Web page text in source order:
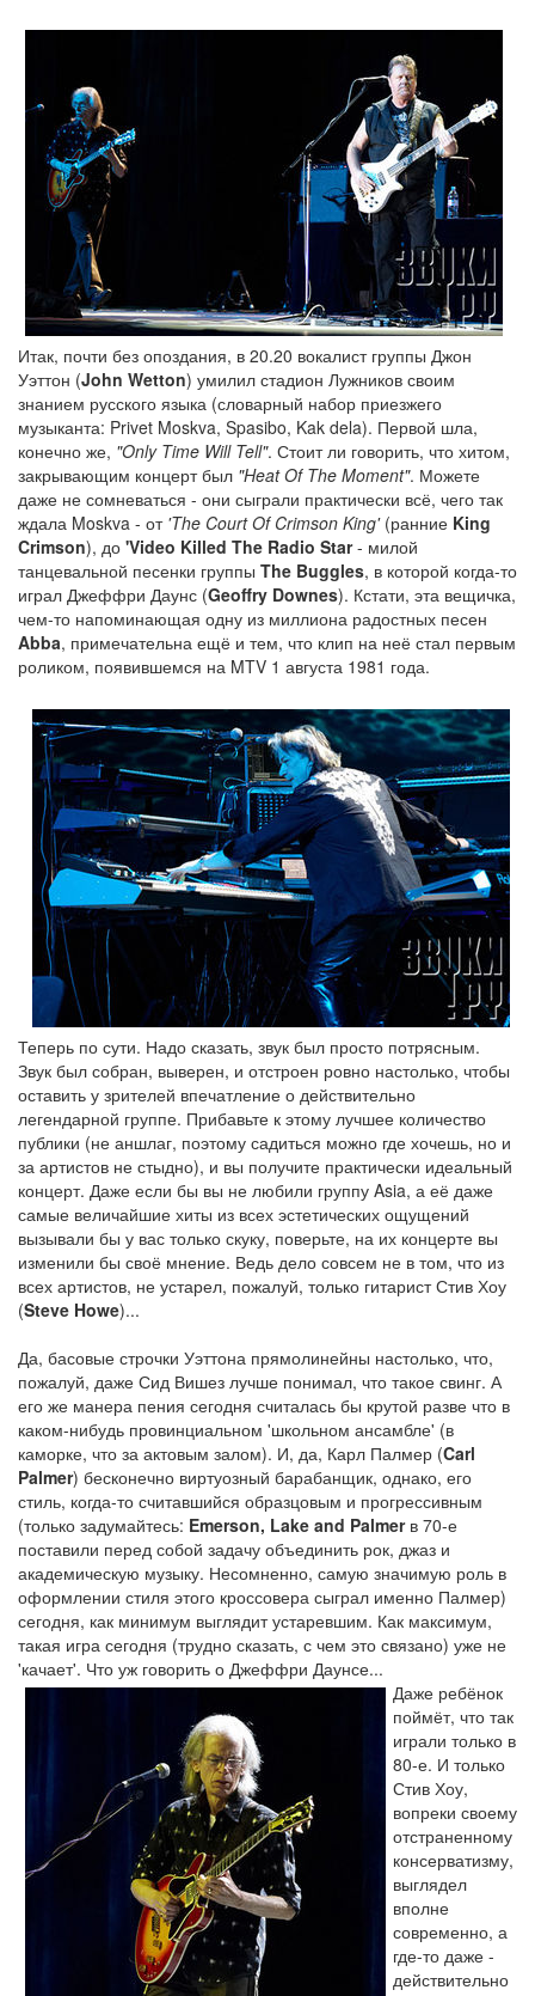
Итак, почти без опоздания, в 20.20 вокалист группы Джон
Уэттон (John Wetton) умилил стадион Лужников своим
знанием русского языка (словарный набор приезжего
музыканта: Privet Moskva, Spasibo, Kak dela). Первой шла,
конечно же, "Only Time Will Tell". Стоит ли говорить, что хитом,
закрывающим концерт был "Heat Of The Moment". Можете
даже не сомневаться - они сыграли практически всё, чего так
ждала Moskva - от 'The Court Of Crimson King'(ранние King
Crimson), до 'Video Killed The Radio Star- милой
танцевальной песенки группы The Buggles, в которой когда-то
играл Джеффри Даунс (Geoffry Downes). Кстати, эта вещичка,
чем-то напоминающая одну из миллиона радостных песен
Abba, примечательна ещё и тем, что клип на неё стал первым
роликом, появившемся на MTV 1 августа 1981 года.
Теперь по сути. Надо сказать, звук был просто потрясным.
Звук был собран, выверен, и отстроен ровно настолько, чтобы
оставить у зрителей впечатление о действительно
легендарной группе. Прибавьте к этому лучшее количество
публики (не аншлаг, поэтому садиться можно где хочешь, но и
за артистов не стыдно), и вы получите практически идеальный
концерт. Даже если бы вы не любили группу Asia, а её даже
самые величайшие хиты из всех эстетических ощущений
вызывали бы у вас только скуку, поверьте, на их концерте вы
изменили бы своё мнение. Ведь дело совсем не в том, что из
всех артистов, не устарел, пожалуй, только гитарист Стив Хоу
(Steve Howe)...
Да, басовые строчки Уэттона прямолинейны настолько, что,
пожалуй, даже Сид Вишез лучше понимал, что такое свинг. А
его же манера пения сегодня считалась бы крутой разве что в
каком-нибудь провинциальном 'школьном ансамбле' (в
каморке, что за актовым залом). И, да, Карл Палмер (Carl
Palmer) бесконечно виртуозный барабанщик, однако, его
стиль, когда-то считавшийся образцовым и прогрессивным
(только задумайтесь: Emerson, Lake and Palmerв 70-е
поставили перед собой задачу объединить рок, джаз и
академическую музыку. Несомненно, самую значимую роль в
оформлении стиля этого кроссовера сыграл именно Палмер)
сегодня, как минимум выглядит устаревшим. Как максимум,
такая игра сегодня (трудно сказать, с чем это связано) уже не
'качает'. Что уж говорить о Джеффри Даунсе...
Даже ребёнок
поймёт, что так
играли только в
80-е. И только
Стив Хоу,
вопреки своему
отстраненному
консерватизму,
выглядел
вполне
современно, а
где-то даже -
действительно